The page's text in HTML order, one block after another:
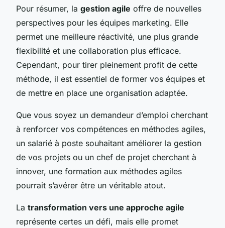
Pour résumer, la gestion agile offre de nouvelles
perspectives pour les équipes marketing. Elle
permet une meilleure réactivité, une plus grande
flexibilité et une collaboration plus efficace.
Cependant, pour tirer pleinement profit de cette
méthode, il est essentiel de former vos équipes et
de mettre en place une organisation adaptée.
Que vous soyez un demandeur d’emploi cherchant
à renforcer vos compétences en méthodes agiles,
un salarié à poste souhaitant améliorer la gestion
de vos projets ou un chef de projet cherchant à
innover, une formation aux méthodes agiles
pourrait s’avérer être un véritable atout.
La transformation vers une approche agile
représente certes un défi, mais elle promet